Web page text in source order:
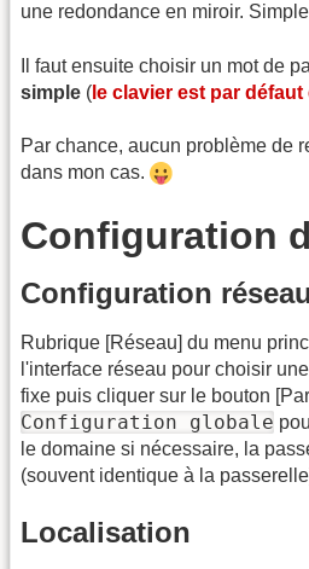
une redondance en miroir.
Il faut ensuite choisir un mot de
simple ( le clavier est par
Par chance, aucun problème de
dans mon cas.
Configuration
Configuration réseau
Rubrique [Réseau] du menu
l'interface réseau pour choisir
fixe puis cliquer sur le bouton
Configuration globale
le domaine si nécessaire, la
(souvent identique à la
Localisation